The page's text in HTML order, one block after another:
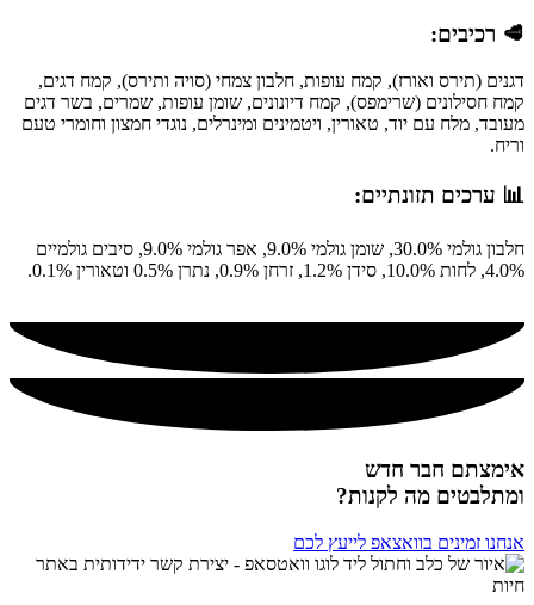
🥩 רכיבים:
דגנים (תירס ואורז), קמח עופות, חלבון צמחי (סויה ותירס), קמח דגים,
קמח חסילונים (שרימפס), קמח דיונונים, שומן עופות, שמרים, בשר דגים
מעובד, מלח עם יוד, טאורין, ויטמינים ומינרלים, נוגדי חמצון וחומרי טעם
וריח.
📊 ערכים תזונתיים:
חלבון גולמי 30.0%, שומן גולמי 9.0%, אפר גולמי 9.0%, סיבים גולמיים
4.0%, לחות 10.0%, סידן 1.2%, זרחן 0.9%, נתרן 0.5% וטאורין 0.1%.
אימצתם חבר חדש
ומתלבטים מה לקנות?
אנחנו זמינים בוואצאפ לייעץ לכם